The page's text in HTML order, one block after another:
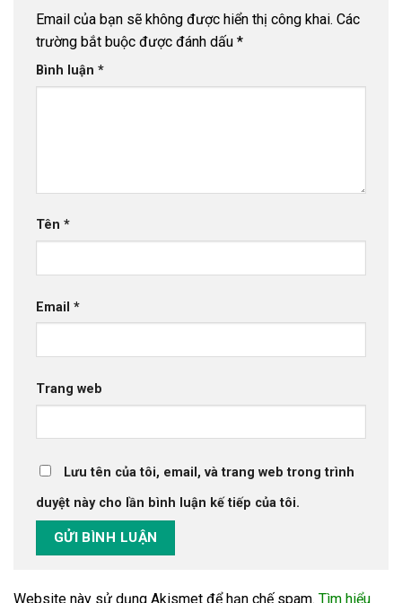
Email của bạn sẽ không được hiển thị công khai. Các
trường bắt buộc được đánh dấu *
Bình luận *
Tên *
Email *
Trang web
Lưu tên của tôi, email, và trang web trong trình
duyệt này cho lần bình luận kế tiếp của tôi.
Website này sử dụng Akismet để hạn chế spam. Tìm hiểu